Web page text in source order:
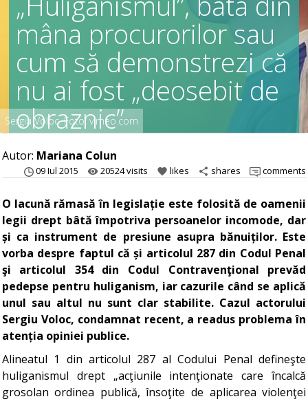
mâna procurorilor sau
cum să demonstrezi că
nu ai fost „deosebit de
obraznic”
Sergiu Voloc. Foto: vimeo.com
Autor: Mariana Colun
09 Iul 2015 remove_red_eye 20524 visits favorite likes share shares comments
O lacună rămasă în legislație este folosită de oamenii
legii drept bâtă împotriva persoanelor incomode, dar
și ca instrument de presiune asupra bănuiților. Este
vorba despre faptul că și articolul 287 din Codul Penal
şi articolul 354 din Codul Contravenţional prevăd
pedepse pentru huliganism, iar cazurile când se aplică
unul sau altul nu sunt clar stabilite. Cazul actorului
Sergiu Voloc, condamnat recent, a readus problema în
atenția opiniei publice.
Alineatul 1 din articolul 287 al Codului Penal defineşte
huliganismul drept „acţiunile intenţionate care încalcă
grosolan ordinea publică, însoţite de aplicarea violenţei